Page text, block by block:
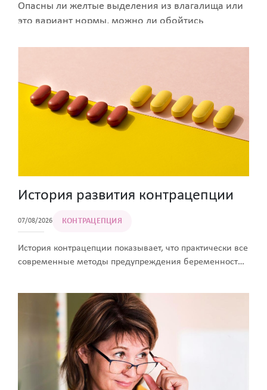
Опасны ли желтые выделения из влагалища или
это вариант нормы, можно ли обойтись
врача? Рассказывают специалисты
История развития контрацепции
07/08/2026 КОНТРАЦЕПЦИЯ
История контрацепции показывает, что практически все
современные методы предупреждения беременности